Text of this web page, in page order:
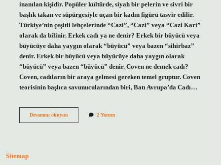
inanılan kişidir. Popüler kültürde, siyah bir pelerin ve sivri bir
başlık takan ve süpürgesiyle uçan bir kadın figürü tasvir edilir.
Türkiye’nin çeşitli lehçelerinde “Cazi”, “Cazi” veya “Cazi Kari”
olarak da bilinir. Erkek cadı ya ne denir? Erkek bir büyücü veya
büyücüye daha yaygın olarak “büyücü” veya bazen “sihirbaz”
denir. Erkek bir büyücü veya büyücüye daha yaygın olarak
“büyücü” veya bazen “büyücü” denir. Coven ne demek cadı?
Coven, cadıların bir araya gelmesi gereken temel gruptur. Coven
teorisinin başlıca savunucularından biri, Batı Avrupa’da Cadı…
Devamını okuyunYeşil
2 Yorum
Sitemap